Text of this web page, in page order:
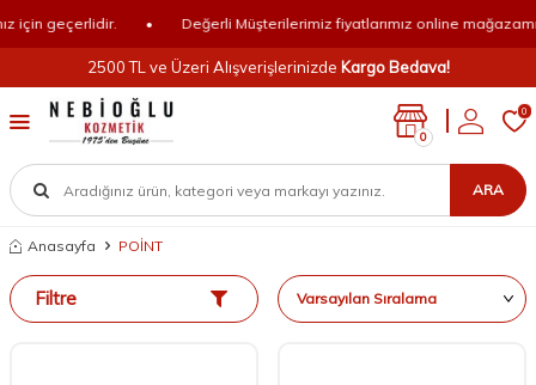
geçerlidir. Değerli Müşterilerimiz fiyatlarımız online mağazamız
2500 TL ve Üzeri Alışverişlerinizde Kargo Bedava!
ARA
0
0
Anasayfa POİNT
Filtre